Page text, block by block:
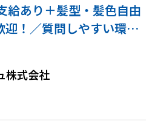
給あり＋髪型・髪色自由
迎！／質問しやすい環境
長企業！
株式会社